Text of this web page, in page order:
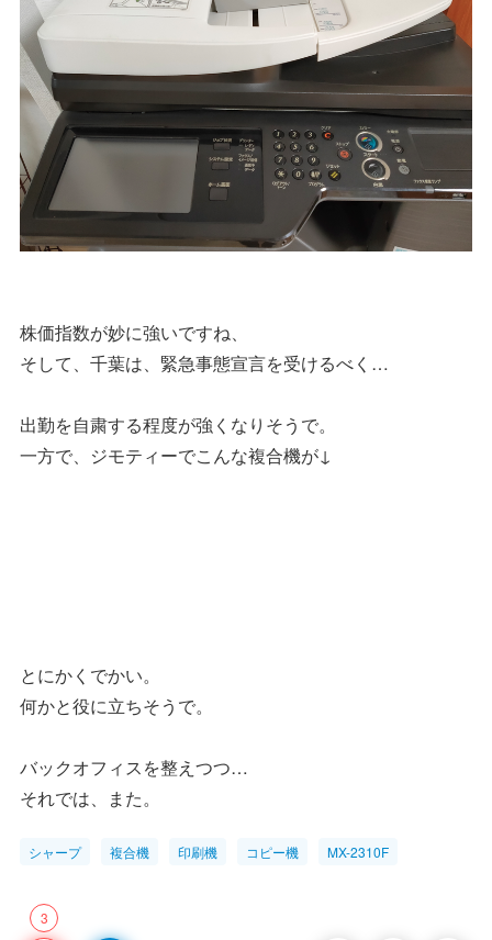
株価指数が妙に強いですね、
そして、千葉は、緊急事態宣言を受けるべく…
出勤を自粛する程度が強くなりそうで。
一方で、ジモティーでこんな複合機が↓
とにかくでかい。
何かと役に立ちそうで。
バックオフィスを整えつつ…
それでは、また。
シャープ 複合機 印刷機 コピー機 MX-2310F
3